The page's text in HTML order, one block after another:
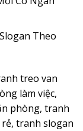
Theo
treo van
làm việc,
phòng, tranh
tranh slogan